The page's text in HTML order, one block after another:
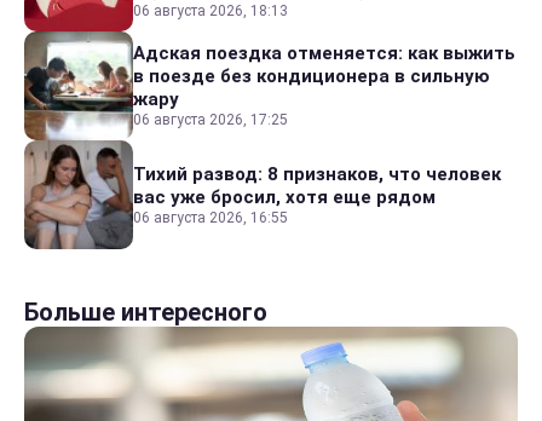
06 августа 2026, 18:13
Адская поездка отменяется: как выжить
в поезде без кондиционера в сильную
жару
06 августа 2026, 17:25
Тихий развод: 8 признаков, что человек
вас уже бросил, хотя еще рядом
06 августа 2026, 16:55
Больше интересного